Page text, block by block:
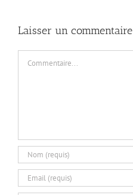
Laisser un commentaire